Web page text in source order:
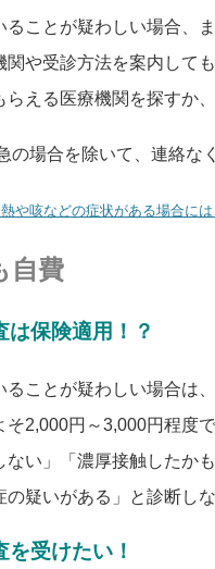
ことが疑わしい場合、
や受診方法を案内して
える医療機関を探すか
場合を除いて、連絡な
や咳などの症状がある場合に
自費
保険適用！？
ことが疑わしい場合は、
2,000円～3,000円程度
い」「濃厚接触したか
疑いがある」と診断し
受けたい！